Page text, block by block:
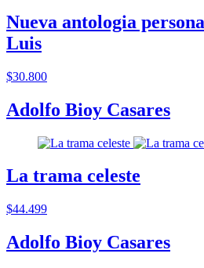
Nueva antologia
Luis
$30.800
Adolfo Bioy Casares
La trama celeste
$44.499
Adolfo Bioy Casares